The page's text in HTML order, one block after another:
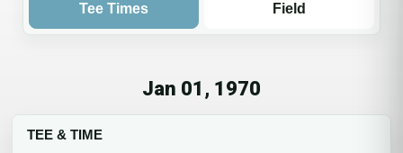
Tee Times Field
Jan 01, 1970
TEE & TIME